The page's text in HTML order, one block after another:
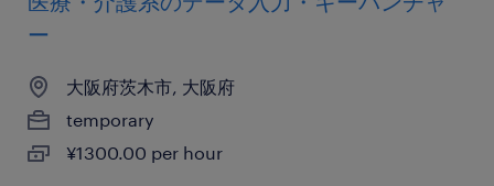
ー
大阪府茨木市, 大阪府
temporary
¥1300.00 per hour